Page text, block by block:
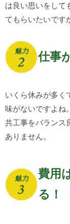
は良い思いをして
てもらいたいです
仕事
いくら休みが多く
味がないですよね
共工事をバランス
ありません。
費用
る！